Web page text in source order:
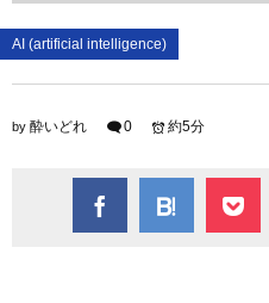
AI (artificial intelligence)
by 酔いどれ 0 約5分